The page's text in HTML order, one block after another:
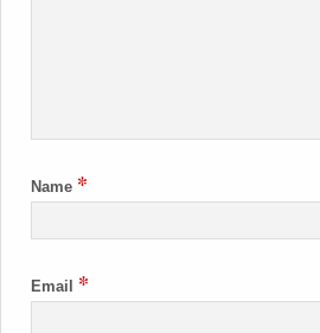
Name *
Email *